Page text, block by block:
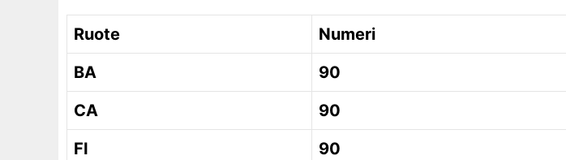
Ruote Numeri
BA
90
CA
90
FI
90